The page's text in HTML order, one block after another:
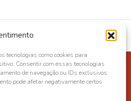
tecnologias como cookies para
Consentir com essas tecnologias
de navegação ou IDs exclusivos
pode afetar negativamente certos